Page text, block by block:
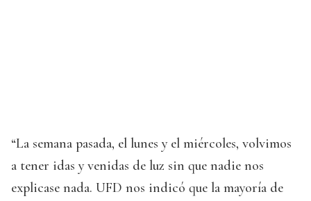
“La semana pasada, el lunes y el miércoles, volvimos
a tener idas y venidas de luz sin que nadie nos
explicase nada. UFD nos indicó que la mayoría de